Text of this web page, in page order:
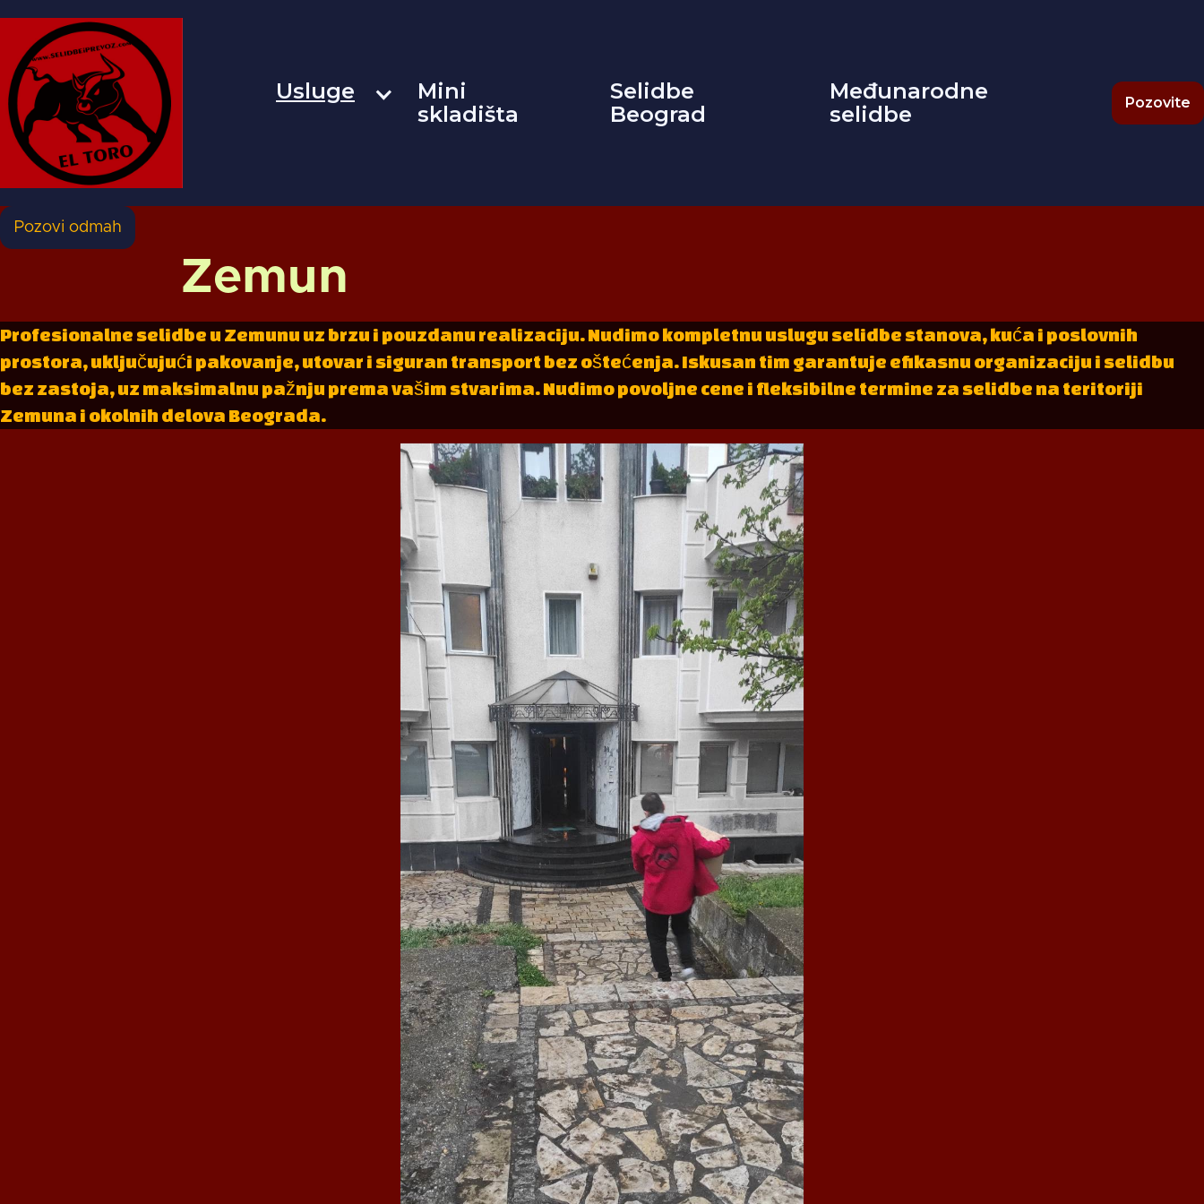
Usluge
Mini
skladišta
Selidbe
Beograd
Međunarodne
selidbe
Pozovite
Pozovi odmah
Zemun
Profesionalne selidbe u Zemunu uz brzu i pouzdanu realizaciju. Nudimo kompletnu uslugu selidbe stanova, kuća i poslovnih
prostora, uključujući pakovanje, utovar i siguran transport bez oštećenja. Iskusan tim garantuje efikasnu organizaciju i selidbu
bez zastoja, uz maksimalnu pažnju prema vašim stvarima. Nudimo povoljne cene i fleksibilne termine za selidbe na teritoriji
Zemuna i okolnih delova Beograda.